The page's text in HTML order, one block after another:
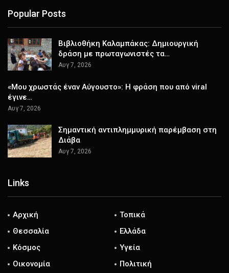
Popular Posts
Βιβλιοθήκη Καλαμπάκας: Δημιουργική
δράση με πρωταγωνιστές τα…
Αυγ 7, 2026
«Μου χρωστάς έναν Αύγουστο»: Η φράση που από viral
έγινε…
Αυγ 7, 2026
Σημαντική αντιπλημμυρική παρέμβαση στη
Διάβα
Αυγ 7, 2026
Links
Αρχική
Τοπικά
Θεσσαλία
Ελλάδα
Κόσμος
Υγεία
Οικονομία
Πολιτική